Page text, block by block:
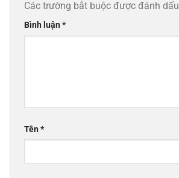
Các trường bắt buộc được đánh dấu
Bình luận*
Tên*